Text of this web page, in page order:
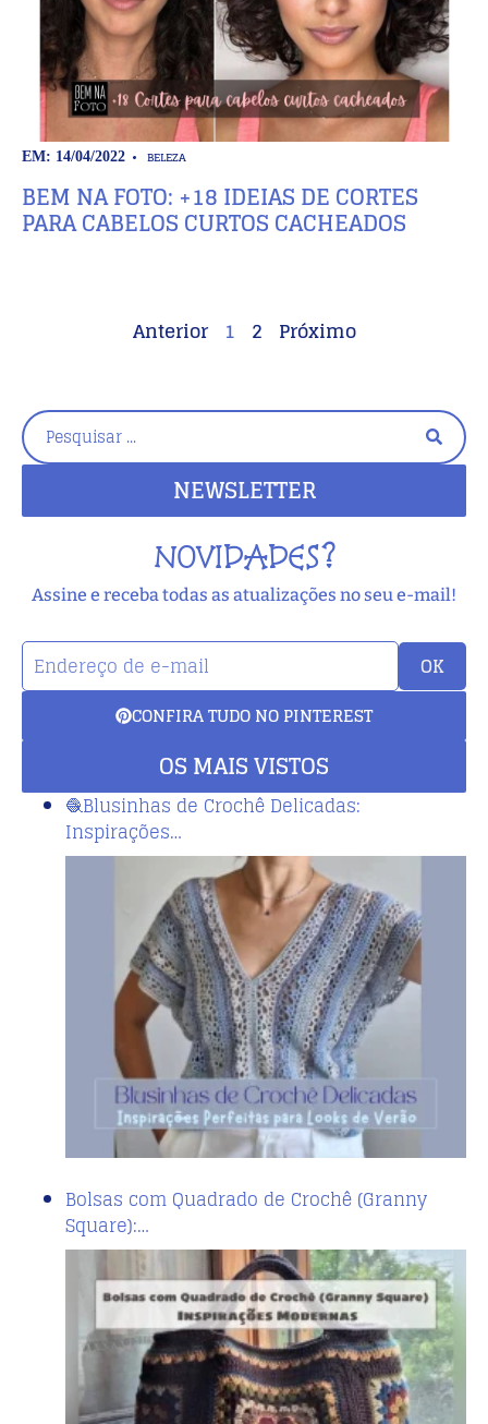
EM: 14/04/2022 BELEZA
BEM NA FOTO: +18 IDEIAS DE CORTES
PARA CABELOS CURTOS CACHEADOS
Anterior 1 2 Próximo
NEWSLETTER
NOVIDADES?
Assine e receba todas as atualizações no seu e-mail!
OK
CONFIRA TUDO NO PINTEREST
OS MAIS VISTOS
🧶Blusinhas de Crochê Delicadas:
Inspirações…
Bolsas com Quadrado de Crochê (Granny
Square):…